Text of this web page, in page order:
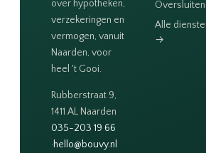
over hypotheken,
verzekeringen en
vermogen, vanuit
Naarden, voor
heel 't Gooi.
Rubberstraat 9,
1411 AL Naarden
035-203 19 66
·hello@bouvy.nl
Oversluiten
Alle
→